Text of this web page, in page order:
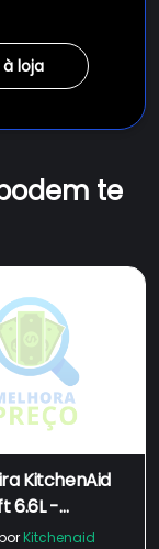
à loja
te
KitchenAid
6.6L -
Kitchenaid